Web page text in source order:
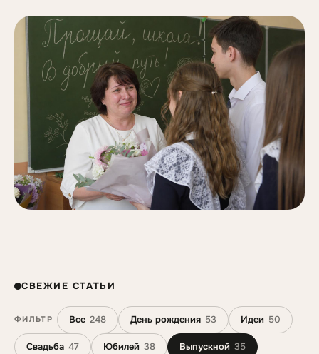
СВЕЖИЕ СТАТЬИ
ФИЛЬТР Все 248 День рождения 53 Идеи 50
Свадьба 47 Юбилей 38 Выпускной 35